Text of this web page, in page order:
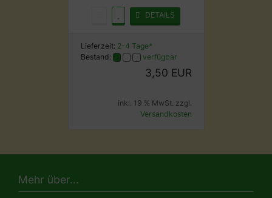
DETAILS
Lieferzeit: 2-4 Tage*
Bestand:
verfügbar
3,50 EUR
inkl. 19 % MwSt. zzgl.
Versandkosten
Mehr über...